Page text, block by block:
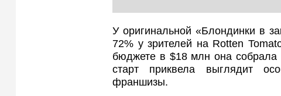
У оригинальной «Блондинки в
72% у зрителей на Rotten
бюджете в $18 млн она
старт приквела выглядит
франшизы.